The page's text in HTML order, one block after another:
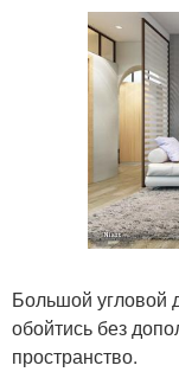
Большой угловой
обойтись без
пространство.